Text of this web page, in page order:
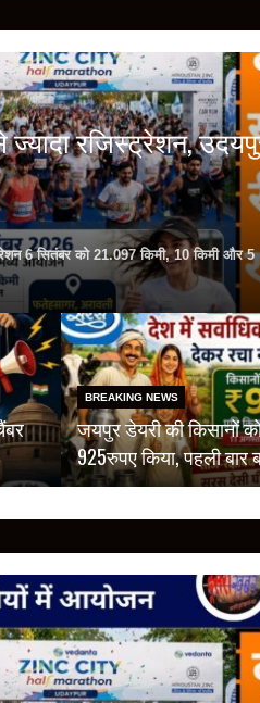
ज्यादा रजिस्ट्रेशन,
6 सितंबर को 21.097 किमी, 10 किमी और 5
BREAKING NEWS
जयपुर डेयरी की किसानों
925रुपए किया, पहली